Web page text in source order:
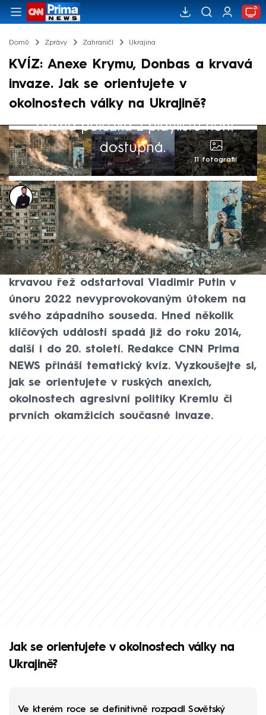
Domů Zprávy Zahraničí Ukrajina
KVÍZ: Anexe Krymu, Donbas a krvavá
invaze. Jak se orientujete v
okolnostech války na Ukrajině?
Žádná položka z playlistu není
dostupná.
11 fotografií
Marek Veselý
23. čvn 2024, 06:30
Ruská invaze na Ukrajinu je bezpochyby
nejbrutálnějším ozbrojeným konfliktem v
Evropě od druhé světové války. Tuto
krvavou řež odstartoval Vladimir Putin v
únoru 2022 nevyprovokovaným útokem na
svého západního souseda. Hned několik
klíčových událostí spadá již do roku 2014,
další i do 20. století. Redakce CNN Prima
NEWS přináší tematický kvíz. Vyzkoušejte si,
jak se orientujete v ruských anexích,
okolnostech agresivní politiky Kremlu či
prvních okamžicích současné invaze.
Jak se orientujete v okolnostech války na
Ukrajině?
Ve kterém roce se definitivně rozpadl Sovětský